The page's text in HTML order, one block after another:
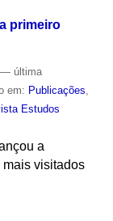
primeiro
— última
em: Publicações
Estudos
a
mais visitados